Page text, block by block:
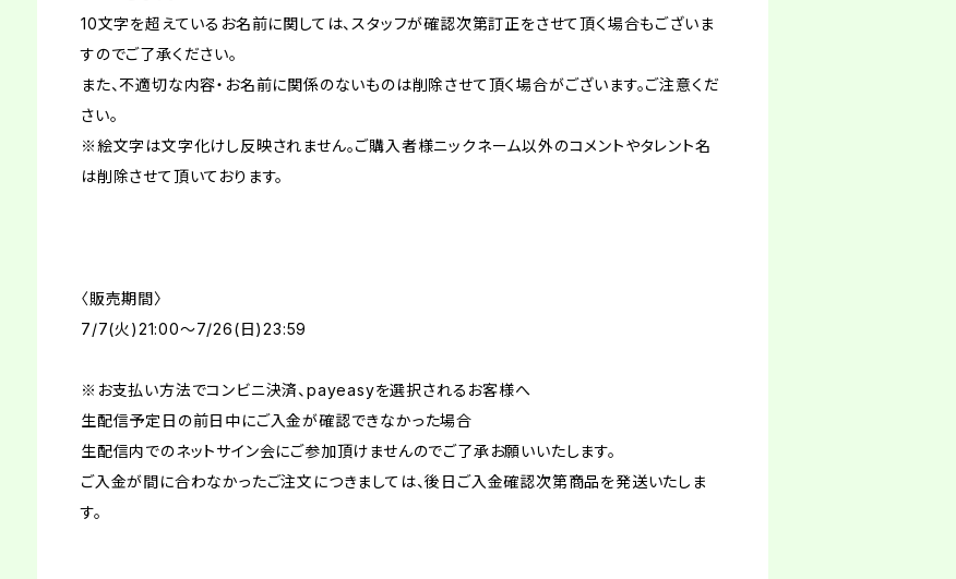
10文字を超えているお名前に関しては、スタッフが確認次第訂正をさせて頂く場合もございま
すのでご了承ください。
また、不適切な内容・お名前に関係のないものは削除させて頂く場合がございます。ご注意くだ
さい。
※絵文字は文字化けし反映されません。ご購入者様ニックネーム以外のコメントやタレント名
は削除させて頂いております。
〈販売期間〉
7/7(火)21:00〜7/26(日)23:59
※お支払い方法でコンビニ決済、payeasyを選択されるお客様へ
生配信予定日の前日中にご入金が確認できなかった場合
生配信内でのネットサイン会にご参加頂けませんのでご了承お願いいたします。
ご入金が間に合わなかったご注文につきましては、後日ご入金確認次第商品を発送いたしま
す。